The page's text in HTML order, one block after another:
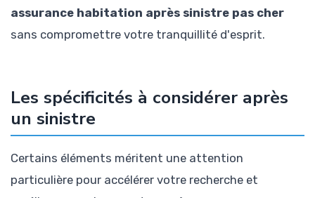
assurance habitation après sinistre pas cher
sans compromettre votre tranquillité d'esprit.
Les spécificités à considérer après
un sinistre
Certains éléments méritent une attention
particulière pour accélérer votre recherche et